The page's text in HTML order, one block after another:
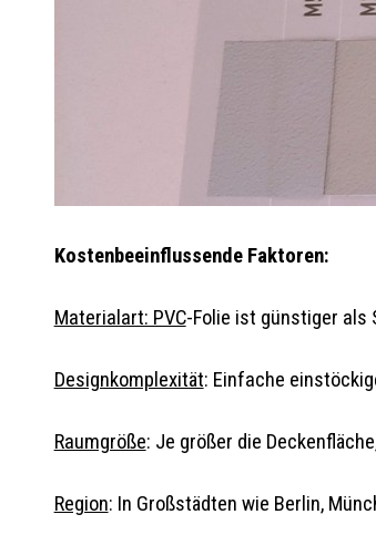
Kostenbeeinflussende Faktoren:
Materialart: PVC-Folie ist günstiger als
Designkomplexität: Einfache
Raumgröße: Je größer die
Region: In Großstädten wie Berlin,